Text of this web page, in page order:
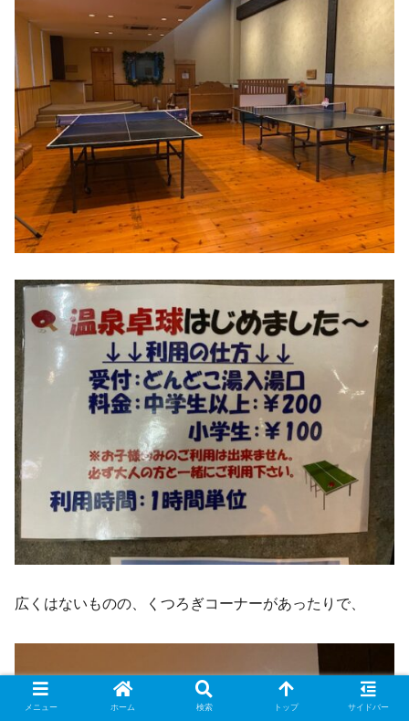
広くはないものの、くつろぎコーナーがあったりで、
メニュー ホーム 検索 トップ サイドバー